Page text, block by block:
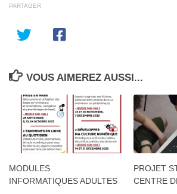
PARTAGER
VOUS AIMEREZ AUSSI...
MODULES
INFORMATIQUES ADULTES
PROJET
CENTRE